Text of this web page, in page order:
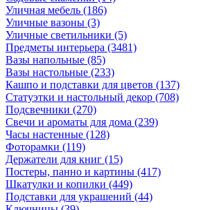
Уличная мебель (186)
Уличные вазоны (3)
Уличные светильники (5)
Предметы интерьера (3481)
Вазы напольные (85)
Вазы настольные (233)
Кашпо и подставки для цветов (137)
Статуэтки и настольный декор (708)
Подсвечники (270)
Свечи и ароматы для дома (239)
Часы настенные (128)
Фоторамки (119)
Держатели для книг (15)
Постеры, панно и картины (417)
Шкатулки и копилки (449)
Подставки для украшений (44)